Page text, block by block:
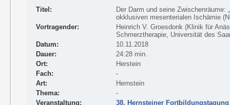
Titel:
Der Darm und seine Zwischenräume:
okklusiven mesenterialen Ischämie
Vortragender:
Heinrich V. Groesdonk (Klinik für
Schmerztherapie, Universität des
Datum:
10.11.2018
Dauer:
24:28 min.
Ort:
Herstein
Fach:
-
Art:
Hernstein
Thema:
-
Veranstaltung:
38. Hernsteiner